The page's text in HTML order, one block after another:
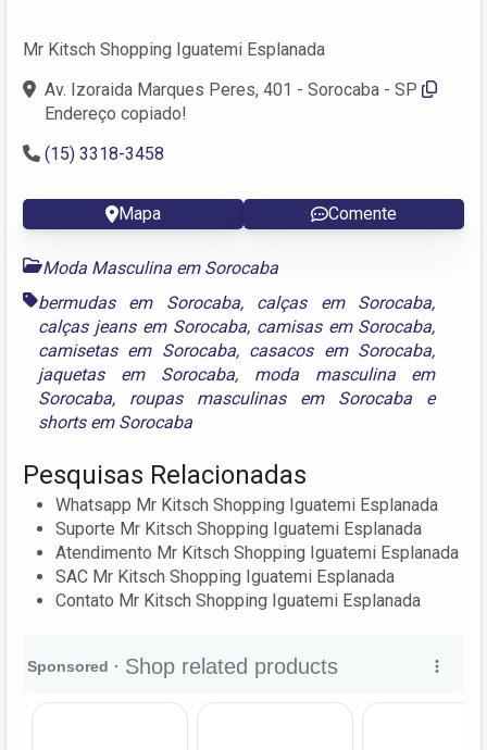
Mr Kitsch Shopping Iguatemi Esplanada
Av. Izoraida Marques Peres, 401 - Sorocaba - SP
Endereço copiado!
(15) 3318-3458
Mapa Comente
Moda Masculina em Sorocaba
bermudas em Sorocaba, calças em Sorocaba,
calças jeans em Sorocaba, camisas em Sorocaba,
camisetas em Sorocaba, casacos em Sorocaba,
jaquetas em Sorocaba, moda masculina em
Sorocaba, roupas masculinas em Sorocaba e
shorts em Sorocaba
Pesquisas Relacionadas
Whatsapp Mr Kitsch Shopping Iguatemi Esplanada
Suporte Mr Kitsch Shopping Iguatemi Esplanada
Atendimento Mr Kitsch Shopping Iguatemi Esplanada
SAC Mr Kitsch Shopping Iguatemi Esplanada
Contato Mr Kitsch Shopping Iguatemi Esplanada